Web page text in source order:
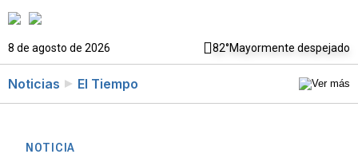
8 de agosto de 2026 82°Mayormente despejado
Noticias El Tiempo
NOTICIA